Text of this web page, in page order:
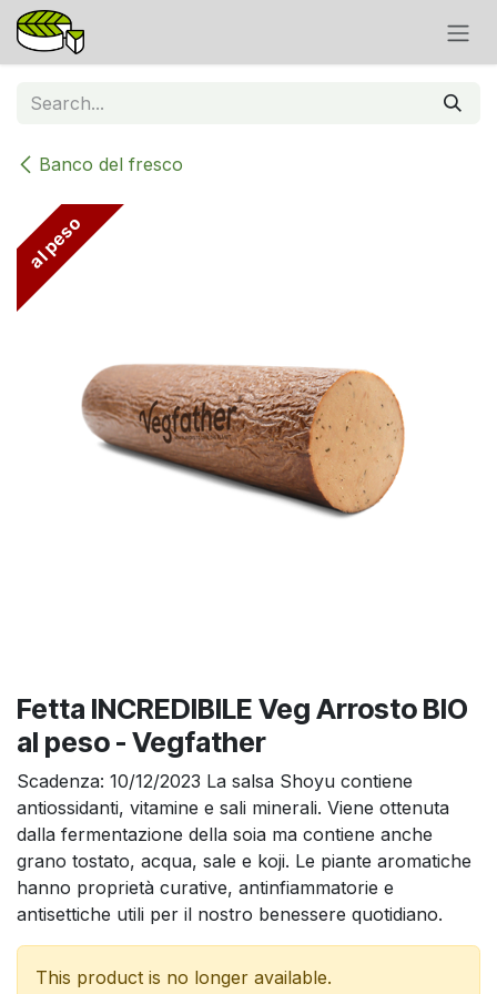
Skip to Content
Banco del fresco
al peso
Fetta INCREDIBILE Veg Arrosto BIO
al peso - Vegfather
Scadenza: 10/12/2023 La salsa Shoyu contiene
antiossidanti, vitamine e sali minerali. Viene ottenuta
dalla fermentazione della soia ma contiene anche
grano tostato, acqua, sale e koji. Le piante aromatiche
hanno proprietà curative, antinfiammatorie e
antisettiche utili per il nostro benessere quotidiano.
This product is no longer available.